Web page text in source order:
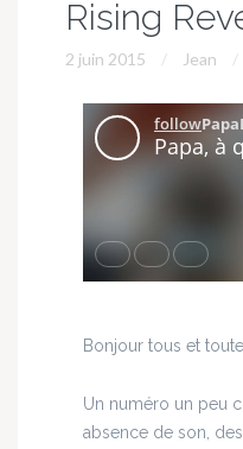
Rising
2 juin 2015 Jean
Bonjour tous et
Un numéro un peu
absence de son,